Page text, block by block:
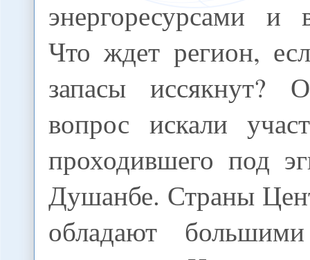
энергоресурсами и
Что ждет регион,
запасы иссякнут?
вопрос искали
проходившего под
Душанбе. Страны
обладают